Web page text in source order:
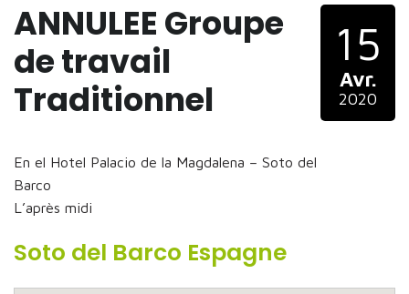
ANNULEE Groupe
de travail
Traditionnel
En el Hotel Palacio de la Magdalena – Soto del
Barco
L’après midi
15
Avr.
2020
Soto del Barco Espagne